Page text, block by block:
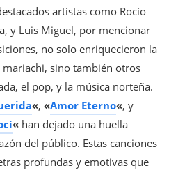
artistas como Rocío
y Luis Miguel, por mencionar
no solo enriquecieron la
mariachi, sino también otros
el pop, y la música norteña.
«, «Amor Eterno«, y
« han dejado una huella
del público. Estas canciones
profundas y emotivas que